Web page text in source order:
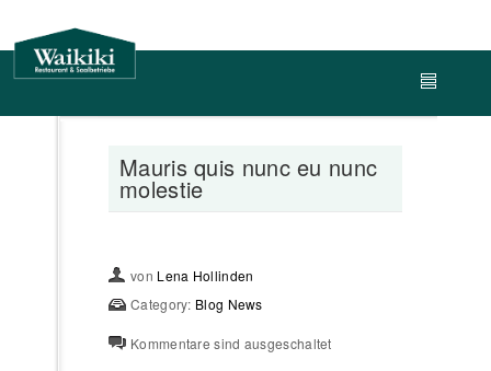
Mauris quis nunc eu nunc
molestie
von Lena Hollinden
Category: Blog News
Kommentare sind ausgeschaltet